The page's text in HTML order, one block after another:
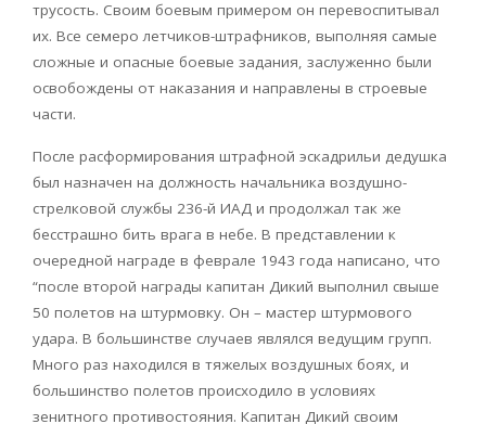
трусость. Своим боевым примером он перевоспитывал
их. Все семеро летчиков-штрафников, выполняя самые
сложные и опасные боевые задания, заслуженно были
освобождены от наказания и направлены в строевые
части.
После расформирования штрафной эскадрильи дедушка
был назначен на должность начальника воздушно-
стрелковой службы 236-й ИАД и продолжал так же
бесстрашно бить врага в небе. В представлении к
очередной награде в феврале 1943 года написано, что
“после второй награды капитан Дикий выполнил свыше
50 полетов на штурмовку. Он – мастер штурмового
удара. В большинстве случаев являлся ведущим групп.
Много раз находился в тяжелых воздушных боях, и
большинство полетов происходило в условиях
зенитного противостояния. Капитан Дикий своим